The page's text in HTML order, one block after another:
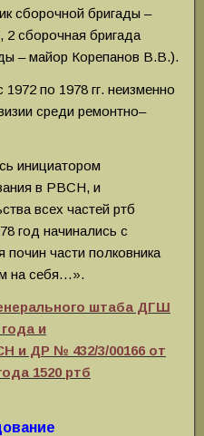
сборочной бригады –
сборочная бригада
– майор Корепанов В.В.).
по 1978 гг. неизменно
среди ремонтно–
инициатором
в РВСН, и
всех частей ртб
год начинались с
части полковника
на себя…».
штаба ДГШ
и
и ДР № 432/3/00166 от
1520 ртб